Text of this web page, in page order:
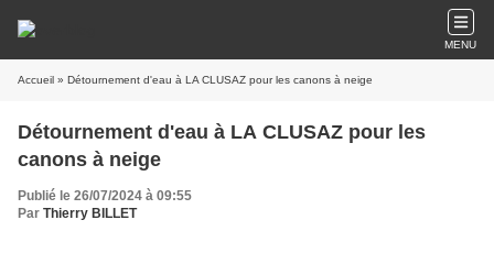
MENU
Accueil » Détournement d'eau à LA CLUSAZ pour les canons à neige
Détournement d'eau à LA CLUSAZ pour les
canons à neige
Publié le 26/07/2024 à 09:55
Par Thierry BILLET